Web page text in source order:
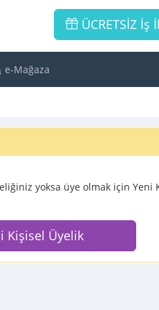
ÜCRETSİZ İş
e-Mağaza
yoksa üye olmak için Yeni
Kişisel Üyelik